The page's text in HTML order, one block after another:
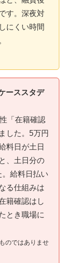
す。深夜対
にくい時間
ーススタデ
「在籍確認
した。5万円
料日が土日
、土日分の
給料日払い
る仕組みは
籍確認はし
とき職場に
のではありませ